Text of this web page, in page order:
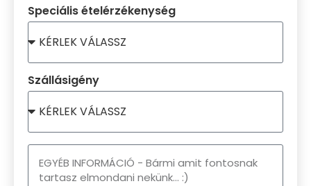
Speciális ételérzékenység
Szállásigény